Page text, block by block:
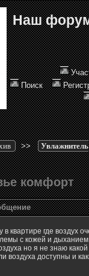
Наш
Поиск
>> Увлажнитель
комфорт
квартире где воздух
с кожей и
но я не знаю какой
воздуха доступны и